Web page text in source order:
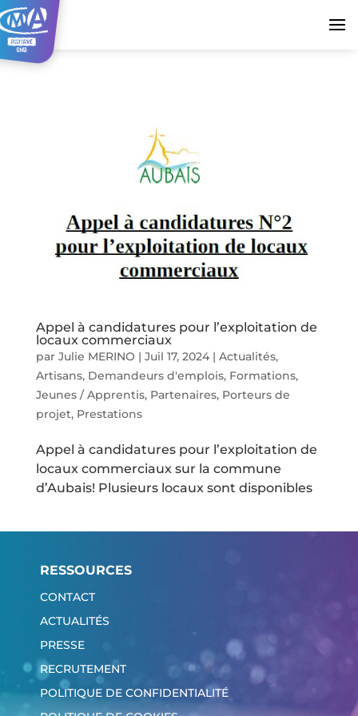
Appel à candidatures pour l’exploitation de
locaux commerciaux
par Julie MERINO | Juil 17, 2024| Actualités,
Artisans, Demandeurs d'emplois, Formations,
Jeunes / Apprentis, Partenaires, Porteurs de
projet, Prestations
Appel à candidatures pour l’exploitation de
locaux commerciaux sur la commune
d’Aubais! Plusieurs locaux sont disponibles
RESSOURCES
CONTACT
ACTUALITÉS
PRESSE
RECRUTEMENT
POLITIQUE DE CONFIDENTIALITÉ